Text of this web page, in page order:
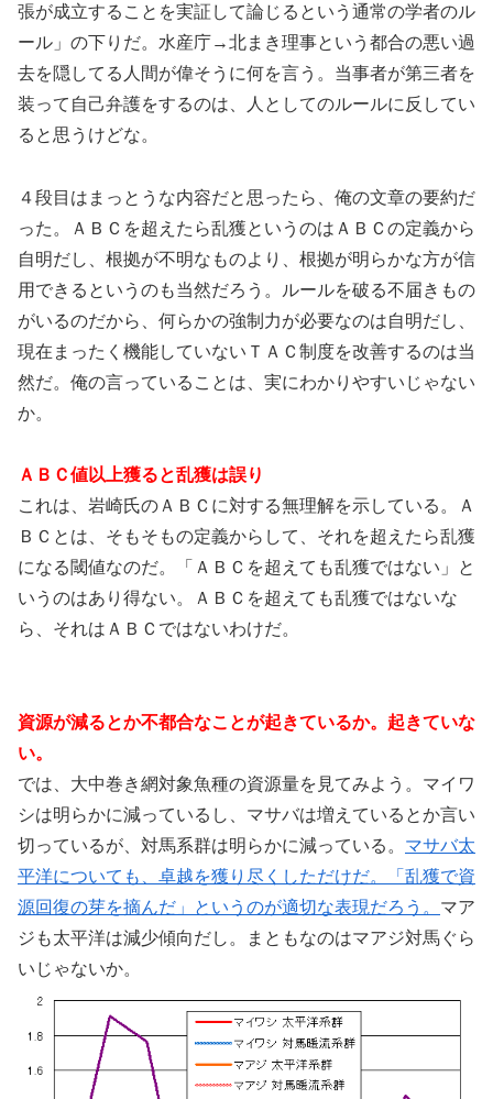
張が成立することを実証して論じるという通常の学者のル
ール」の下りだ。水産庁→北まき理事という都合の悪い過
去を隠してる人間が偉そうに何を言う。当事者が第三者を
装って自己弁護をするのは、人としてのルールに反してい
ると思うけどな。
４段目はまっとうな内容だと思ったら、俺の文章の要約だ
った。ＡＢＣを超えたら乱獲というのはＡＢＣの定義から
自明だし、根拠が不明なものより、根拠が明らかな方が信
用できるというのも当然だろう。ルールを破る不届きもの
がいるのだから、何らかの強制力が必要なのは自明だし、
現在まったく機能していないＴＡＣ制度を改善するのは当
然だ。俺の言っていることは、実にわかりやすいじゃない
か。
ＡＢＣ値以上獲ると乱獲は誤り
これは、岩崎氏のＡＢＣに対する無理解を示している。Ａ
ＢＣとは、そもそもの定義からして、それを超えたら乱獲
になる閾値なのだ。「ＡＢＣを超えても乱獲ではない」と
いうのはあり得ない。ＡＢＣを超えても乱獲ではないな
ら、それはＡＢＣではないわけだ。
資源が減るとか不都合なことが起きているか。起きていな
い。
では、大中巻き網対象魚種の資源量を見てみよう。マイワ
シは明らかに減っているし、マサバは増えているとか言い
切っているが、対馬系群は明らかに減っている。 マサバ太
平洋についても、卓越を獲り尽くしただけだ。「乱獲で資
源回復の芽を摘んだ」というのが適切な表現だろう。 マア
ジも太平洋は減少傾向だし。まともなのはマアジ対馬ぐら
いじゃないか。